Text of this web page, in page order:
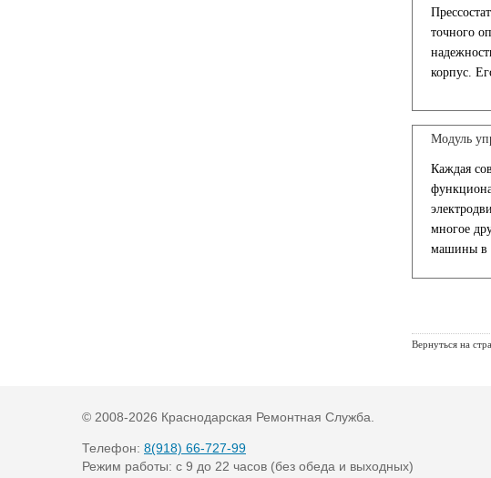
точного
корпус.
Модуль
Каждая
многое
машины в
Вернуться на
© 2008-2026 Краснодарская Ремонтная Служба.
Телефон: 8(918) 66-727-99
Режим работы: с 9 до 22 часов (без обеда и выходных)